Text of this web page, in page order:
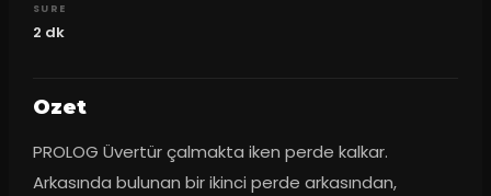
SURE
2 dk
Ozet
PROLOG Üvertür çalmakta iken perde kalkar.
Arkasında bulunan bir ikinci perde arkasından,